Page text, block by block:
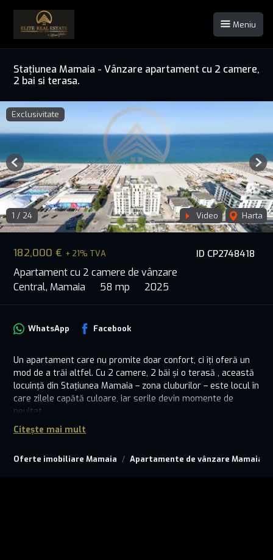
Meniu
Stațiunea Mamaia - Vânzare apartament cu 2 camere,
2 bai si terasa.
ID CP2748418
182,000 € + 21% TVA
Apartament cu 2 camere de vânzare
Central, Mamaia
58 mp 2025
Exclusivitate
1 / 24 Video Harta
Previous
Oferte imobiliare Mamaia Apartamente de vânzare Mamaia
WhatsApp Facebook
Un apartament care nu promite doar confort, ci îți oferă un
mod de a trăi altfel. Cu 2 camere, 2 băi și o terasă , această
locuință din Stațiunea Mamaia – zona cluburilor – este locul în
care zilele capătă culoare, iar serile devin momente de
neuitat.
Designul modern, finisajele premium și lumina naturală care
elegant și primitor. Totul este gândit pentru a-ți oferi
Citește mai mult